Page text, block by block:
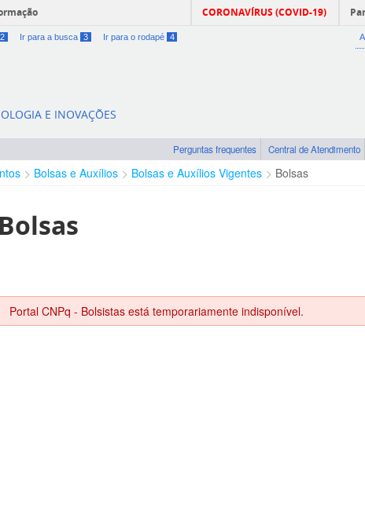
CORONAVÍRUS (COVID-19)
2 Ir para a busca 3 Ir para o rodapé 4
E INOVAÇÕES
Perguntas frequentes Central de Atendimento
Bolsas e Auxílios Bolsas e Auxílios Vigentes Bolsas
Bolsas
Portal CNPq - Bolsistas está temporariamente indisponível.